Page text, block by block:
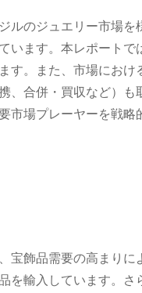
ルのジュエリー市場
います。本レポートで
す。また、市場にお
、合併・買収など）
市場プレーヤーを戦
宝飾品需要の高まり
を輸入しています。